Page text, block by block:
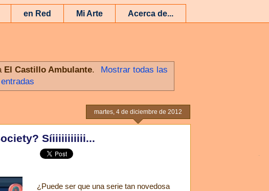
en Red Mi Arte Acerca de...
El Castillo Ambulante.
Mostrar todas las
entradas
martes, 4 de diciembre de 2012
Síiiiiiiiiiii...
¿Puede ser que una serie tan novedosa